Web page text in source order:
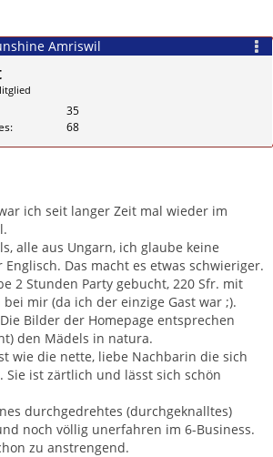
Amriswil
35
68
ich seit langer Zeit mal wieder im
alle aus Ungarn, ich glaube keine
Das macht es etwas schwieriger.
2 Stunden Party gebucht, 220 Sfr. mit
mir (da ich der einzige Gast war ;).
Bilder der Homepage entsprechen
den Mädels in natura.
wie die nette, liebe Nachbarin die sich
Sie ist zärtlich und lässt sich schön
durchgedrehtes (durchgeknalltes)
noch völlig unerfahren im 6-Business.
zu anstrengend.